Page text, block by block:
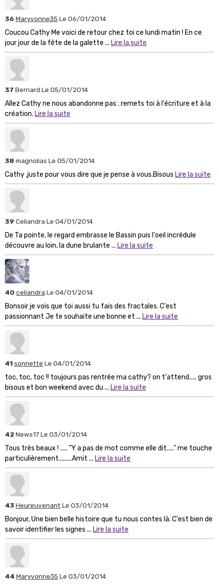
36 Maryvonne35 Le 06/01/2014
Coucou Cathy Me voici de retour chez toi ce lundi matin ! En ce
jour jour de la fête de la galette ... Lire la suite
37 Bernard Le 05/01/2014
Allez Cathy ne nous abandonne pas ; remets toi à l'écriture et à la
création. Lire la suite
38 magnolias Le 05/01/2014
Cathy ,juste pour vous dire que je pense à vous.Bisous Lire la suite
39 Celiandra Le 04/01/2014
De Ta pointe, le regard embrasse le Bassin puis l'oeil incrédule
découvre au loin, la dune brulante ... Lire la suite
40 celiandra Le 04/01/2014
Bonsoir je vois que toi aussi tu fais des fractales. C'est
passionnant Je te souhaite une bonne et ... Lire la suite
41sonnette Le 04/01/2014
toc, toc, toc !! toujours pas rentrée ma cathy? on t'attend..... gros
bisous et bon weekend avec du ... Lire la suite
42News17Le 03/01/2014
Tous très beaux ! ..... "Y a pas de mot comme elle dit....." me touche
particulièrement.........Amit ... Lire la suite
43Heureuvenant Le 03/01/2014
Bonjour, Une bien belle histoire que tu nous contes là. C'est bien de
savoir identifier les signes ... Lire la suite
44 Maryvonne35 Le 03/01/2014